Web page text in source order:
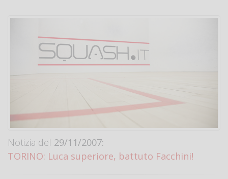
Notizia del 29/11/2007:
TORINO: Luca superiore, battuto Facchini!